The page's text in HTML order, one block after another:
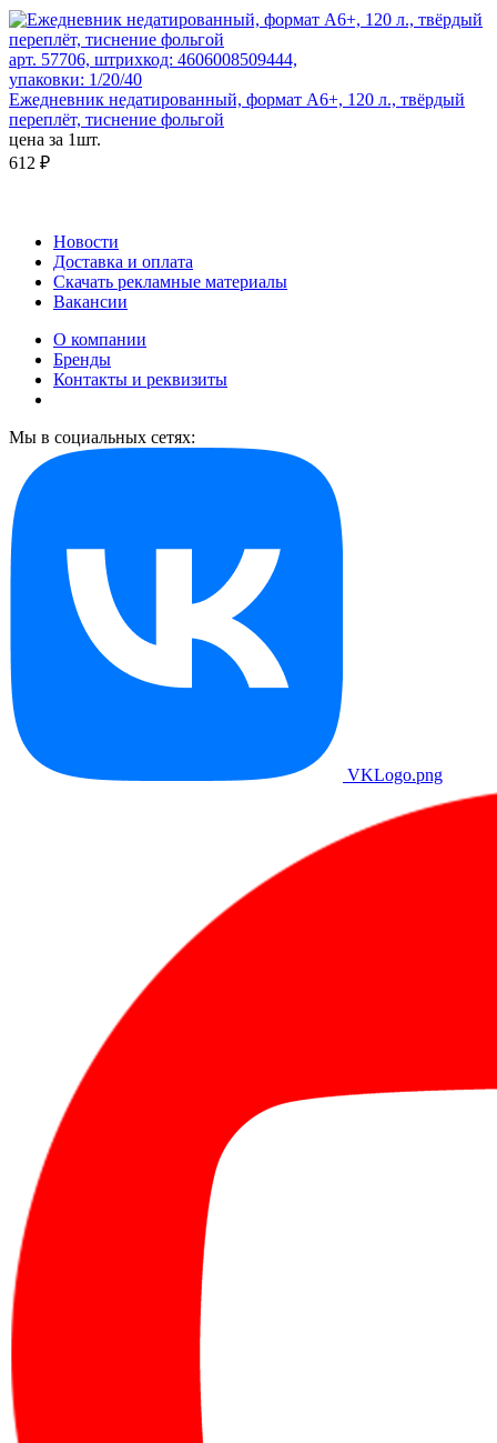
арт. 57706, штрихкод: 4606008509444,
упаковки: 1/20/40
Ежедневник недатированный, формат А6+, 120 л., твёрдый
переплёт, тиснение фольгой
цена за 1шт.
612 ₽
Новости
Доставка и оплата
Скачать рекламные материалы
Вакансии
О компании
Бренды
Контакты и реквизиты
Мы в социальных сетях:
VKLogo.png